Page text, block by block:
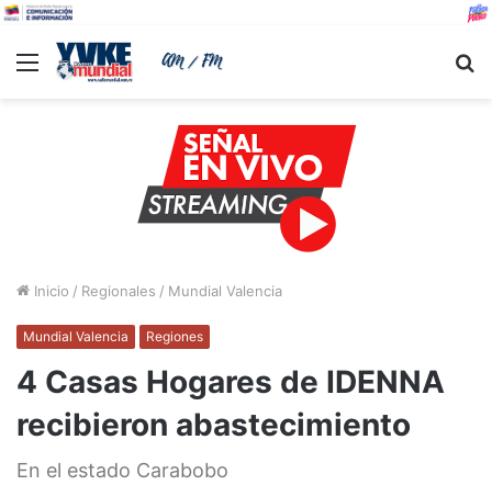
Menu
Inicio / Regionales / Mundial Valencia
Mundial Valencia Regiones
4 Casas Hogares de IDENNA
recibieron abastecimiento
En el estado Carabobo